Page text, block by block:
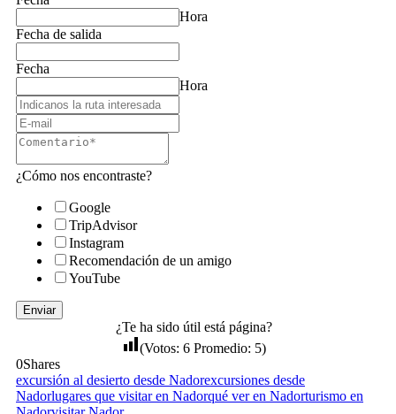
Hora
Fecha de salida
Fecha
Hora
¿Cómo nos encontraste?
Google
TripAdvisor
Instagram
Recomendación de un amigo
YouTube
Enviar
¿Te ha sido útil está página?
(Votos: 6Promedio: 5)
0Shares
excursión al desierto desde Nadorexcursiones desde
Nadorlugares que visitar en Nadorqué ver en Nadorturismo en